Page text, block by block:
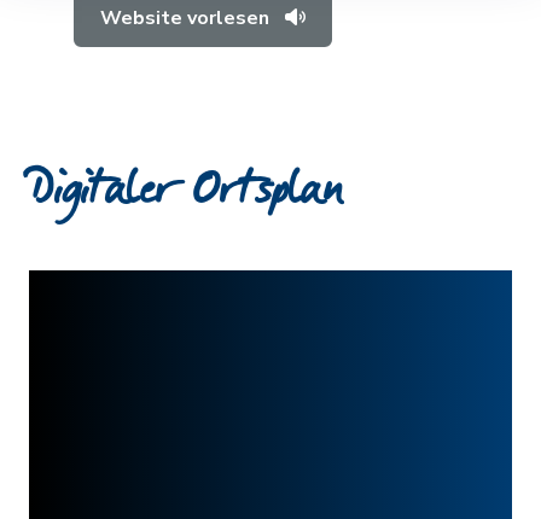
Website vorlesen
Digitaler Ortsplan